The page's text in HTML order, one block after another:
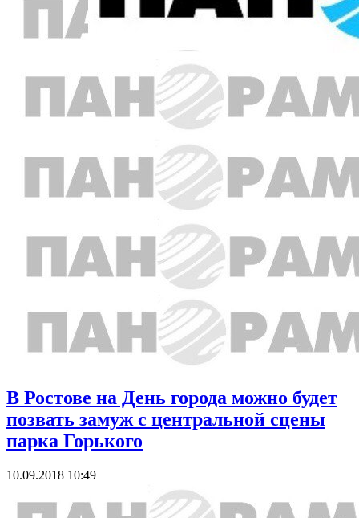
В Ростове на День города можно будет
позвать замуж с центральной сцены
парка Горького
10.09.2018 10:49